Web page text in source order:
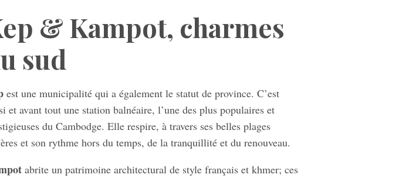
& Kampot, charmes
sud
est une municipalité qui a également le statut de province. C’est
et avant tout une station balnéaire, l’une des plus populaires et
du Cambodge. Elle respire, à travers ses belles plages
et son rythme hors du temps, de la tranquillité et du renouveau.
abrite un patrimoine architectural de style français et khmer; ces